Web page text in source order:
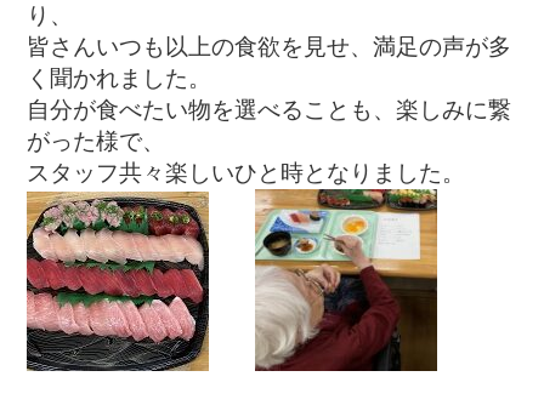
り、
皆さんいつも以上の食欲を見せ、満足の声が多
く聞かれました。
自分が食べたい物を選べることも、楽しみに繋
がった様で、
スタッフ共々楽しいひと時となりました。